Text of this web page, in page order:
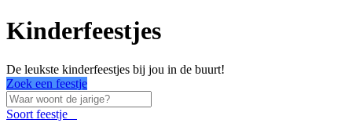
Kinderfeestjes
De leukste kinderfeestjes bij jou in de buurt!
Zoek een feestje
Soort feestje